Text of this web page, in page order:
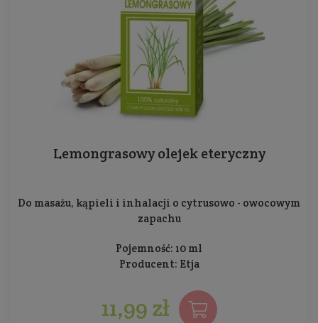
Lemongrasowy olejek eteryczny
Do masażu, kąpieli i inhalacji o cytrusowo - owocowym
zapachu
Pojemność: 10 ml
Producent: Etja
11,99 zł